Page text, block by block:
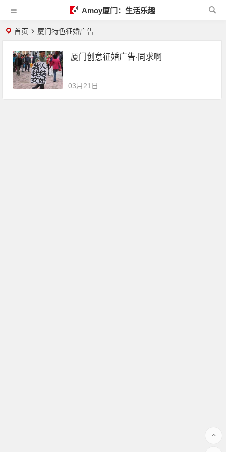
Amoy厦门：生活乐趣
首页 厦门特色征婚广告
厦门创意征婚广告·同求啊
03月21日